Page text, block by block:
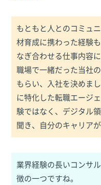
もともと人とのコミュ
材育成に携わった経験
なぎ合わせる仕事内容
職場で一緒だった当社
もらい、入社を決めま
に特化した転職エージ
験ではなく、デジタル
聞き、自分のキャリア
業界経験の長いコンサ
徴の一つですね。